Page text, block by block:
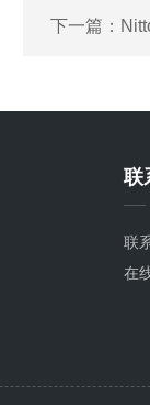
下一篇：
联
联
在